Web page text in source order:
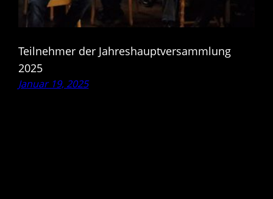
Teilnehmer der Jahreshauptversammlung
2025
Januar 19, 2025